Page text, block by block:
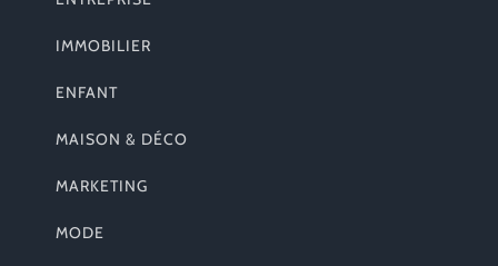
IMMOBILIER
ENFANT
MAISON & DÉCO
MARKETING
MODE